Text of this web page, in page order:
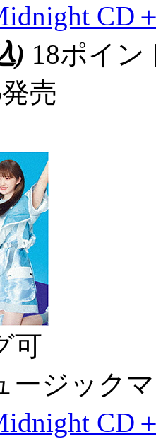
CD
) 18ポイ
売
可
ージック
CD